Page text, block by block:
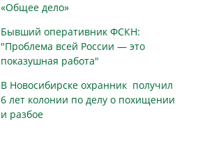
«Общее дело»
Бывший оперативник ФСКН:
"Проблема всей России — это
показушная работа"
В Новосибирске охранник получил
6 лет колонии по делу о похищении
и разбое